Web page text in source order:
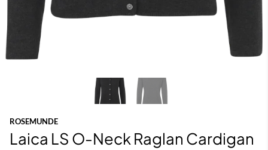
ROSEMUNDE
Laica LS O-Neck Raglan Cardigan